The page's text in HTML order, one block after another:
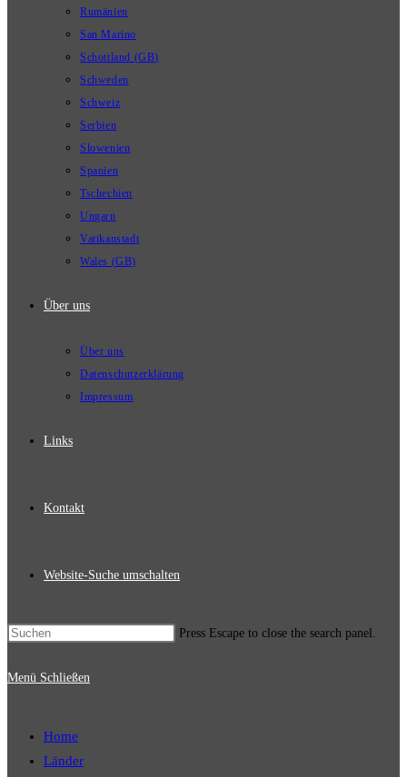
Rumänien
San Marino
Schottland (GB)
Schweden
Schweiz
Serbien
Slowenien
Spanien
Tschechien
Ungarn
Vatikanstadt
Wales (GB)
Über uns
Über uns
Datenschutzerklärung
Impressum
Links
Kontakt
Website-Suche umschalten
Press Escape to close the search panel.
Menü Schließen
Home
Länder